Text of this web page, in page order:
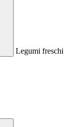
Legumi freschi